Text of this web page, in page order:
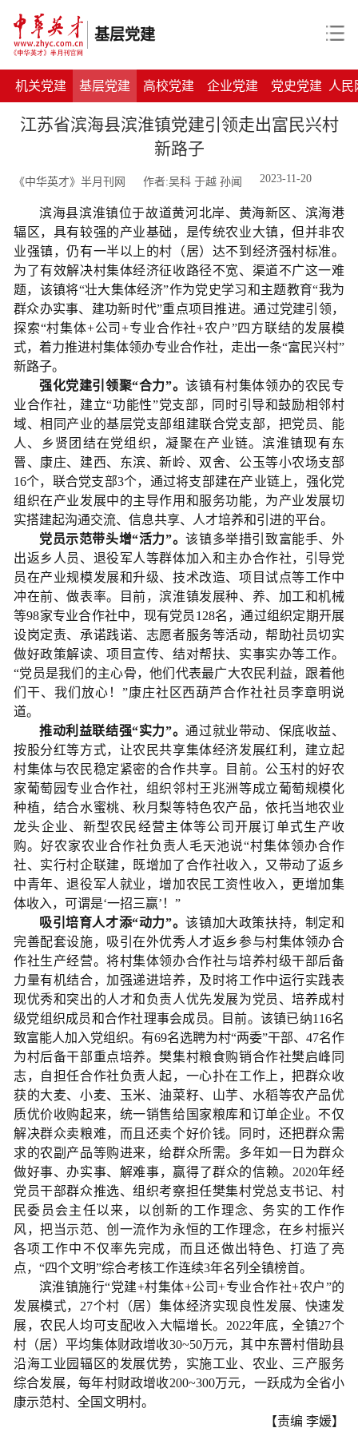
基层党建
机关党建 基层党建 高校党建 企业党建 党史党建 人民
江苏省滨海县滨淮镇党建引领走出富民兴村
新路子
《中华英才》半月刊网 作者:吴科 于越 孙闻 2023-11-20
滨海县滨淮镇位于故道黄河北岸、黄海新区、滨海港
辐区，具有较强的产业基础，是传统农业大镇，但并非农
业强镇，仍有一半以上的村（居）达不到经济强村标准。
为了有效解决村集体经济征收路径不宽、渠道不广这一难
题，该镇将“壮大集体经济”作为党史学习和主题教育“我为
群众办实事、建功新时代”重点项目推进。通过党建引领，
探索“村集体+公司+专业合作社+农户”四方联结的发展模
式，着力推进村集体领办专业合作社，走出一条“富民兴村”
新路子。
强化党建引领聚“合力”。该镇有村集体领办的农民专
业合作社，建立“功能性”党支部，同时引导和鼓励相邻村
域、相同产业的基层党支部组建联合党支部，把党员、能
人、乡贤团结在党组织，凝聚在产业链。滨淮镇现有东
罾、康庄、建西、东滨、新岭、双舍、公玉等小农场支部
16个，联合党支部3个，通过将支部建在产业链上，强化党
组织在产业发展中的主导作用和服务功能，为产业发展切
实搭建起沟通交流、信息共享、人才培养和引进的平台。
党员示范带头增“活力”。该镇多举措引致富能手、外
出返乡人员、退役军人等群体加入和主办合作社，引导党
员在产业规模发展和升级、技术改造、项目试点等工作中
冲在前、做表率。目前，滨淮镇发展种、养、加工和机械
等98家专业合作社中，现有党员128名，通过组织定期开展
设岗定责、承诺践诺、志愿者服务等活动，帮助社员切实
做好政策解读、项目宣传、结对帮扶、实事实办等工作。
“党员是我们的主心骨，他们代表最广大农民利益，跟着他
们干、我们放心！”康庄社区西葫芦合作社社员李章明说
道。
推动利益联结强“实力”。通过就业带动、保底收益、
按股分红等方式，让农民共享集体经济发展红利，建立起
村集体与农民稳定紧密的合作共享。目前。公玉村的好农
家葡萄园专业合作社，组织邻村王兆洲等成立葡萄规模化
种植，结合水蜜桃、秋月梨等特色农产品，依托当地农业
龙头企业、新型农民经营主体等公司开展订单式生产收
购。好农家农业合作社负责人毛天池说“村集体领办合作
社、实行村企联建，既增加了合作社收入，又带动了返乡
中青年、退役军人就业，增加农民工资性收入，更增加集
体收入，可谓是‘一招三赢’！”
吸引培育人才添“动力”。该镇加大政策扶持，制定和
完善配套设施，吸引在外优秀人才返乡参与村集体领办合
作社生产经营。将村集体领办合作社与培养村级干部后备
力量有机结合，加强递进培养，及时将工作中运行实践表
现优秀和突出的人才和负责人优先发展为党员、培养成村
级党组织成员和合作社理事会成员。目前。该镇已纳116名
致富能人加入党组织。有69名选聘为村“两委”干部、47名作
为村后备干部重点培养。樊集村粮食购销合作社樊启峰同
志，自担任合作社负责人起，一心扑在工作上，把群众收
获的大麦、小麦、玉米、油菜籽、山芋、水稻等农产品优
质优价收购起来，统一销售给国家粮库和订单企业。不仅
解决群众卖粮难，而且还卖个好价钱。同时，还把群众需
求的农副产品等购进来，给群众所需。多年如一日为群众
做好事、办实事、解难事，赢得了群众的信赖。2020年经
党员干部群众推选、组织考察担任樊集村党总支书记、村
民委员会主任以来，以创新的工作理念、务实的工作作
风，把当示范、创一流作为永恒的工作理念，在乡村振兴
各项工作中不仅率先完成，而且还做出特色、打造了亮
点，“四个文明”综合考核工作连续3年名列全镇榜首。
滨淮镇施行“党建+村集体+公司+专业合作社+农户”的
发展模式，27个村（居）集体经济实现良性发展、快速发
展，农民人均可支配收入大幅增长。2022年底，全镇27个
村（居）平均集体财政增收30~50万元，其中东罾村借助县
沿海工业园辐区的发展优势，实施工业、农业、三产服务
综合发展，每年村财政增收200~300万元，一跃成为全省小
康示范村、全国文明村。
【责编 李媛】